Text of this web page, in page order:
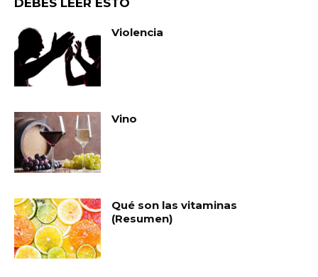
DEBES LEER ESTO
Violencia
Vino
Qué son las vitaminas
(Resumen)